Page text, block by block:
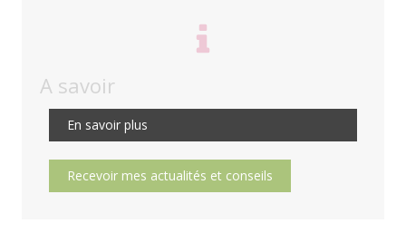
A savoir
En savoir plus
Recevoir mes actualités et conseils